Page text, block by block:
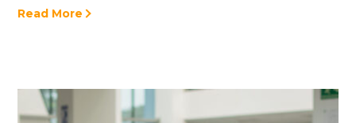
Read More